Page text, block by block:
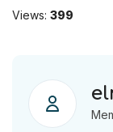
Views: 399